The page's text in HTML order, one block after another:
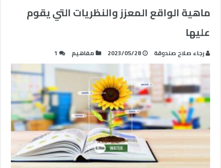
ماهية الواقع المعزز والنظريات التي يقوم
عليها
رجاء صلاح صندوقة 2023/05/28 مفاهيم 1